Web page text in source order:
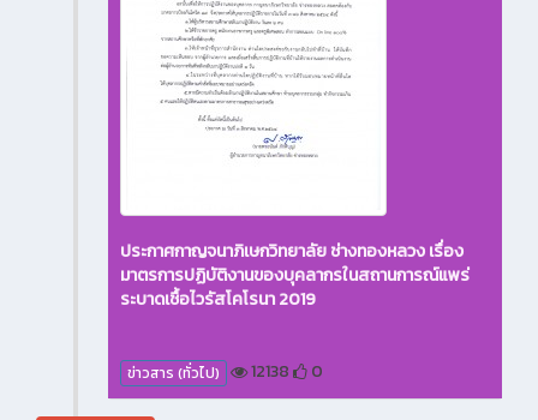
ประกาศกาญจนาภิเษกวิทยาลัย ช่างทองหลวง เรื่อง
มาตรการปฏิบัติงานของบุคลากรในสถานการณ์แพร่
ระบาดเชื้อไวรัสโคโรนา 2019
ข่าวสาร (ทั่วไป) 12138 0